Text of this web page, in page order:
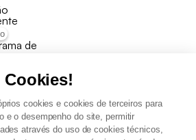
Cookies!
cookies e cookies de terceiros para
e o desempenho do site, permitir
através do uso de cookies técnicos,
de